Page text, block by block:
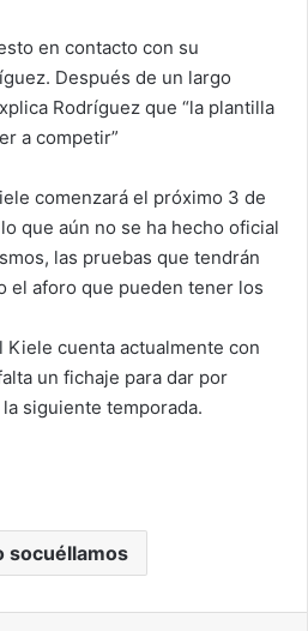
en contacto con su
Después de un largo
Rodríguez que “la plantilla
a competir”
comenzará el próximo 3 de
que aún no se ha hecho oficial
las pruebas que tendrán
el aforo que pueden tener los
Kiele cuenta actualmente con
un fichaje para dar por
siguiente temporada.
socuéllamos